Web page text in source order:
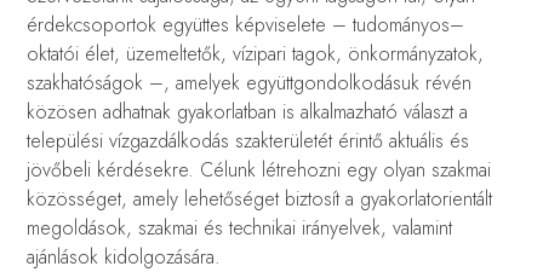
érdekcsoportok együttes képviselete – tudományos–
oktatói élet, üzemeltetők, vízipari tagok, önkormányzatok,
szakhatóságok –, amelyek együttgondolkodásuk révén
közösen adhatnak gyakorlatban is alkalmazható választ a
települési vízgazdálkodás szakterületét érintő aktuális és
jövőbeli kérdésekre. Célunk létrehozni egy olyan szakmai
közösséget, amely lehetőséget biztosít a gyakorlatorientált
megoldások, szakmai és technikai irányelvek, valamint
ajánlások kidolgozására.